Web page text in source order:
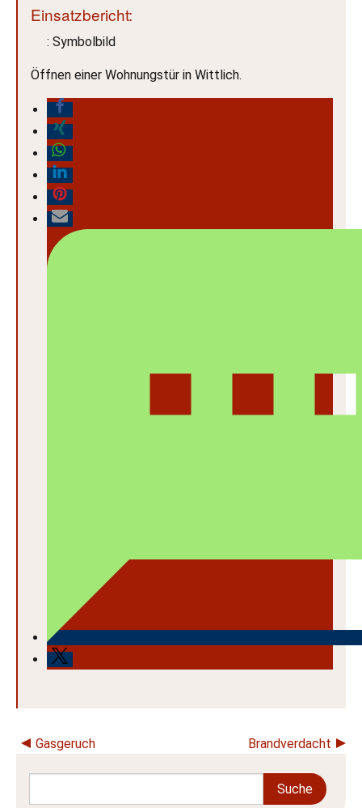
Einsatzbericht:
: Symbolbild
Öffnen einer Wohnungstür in Wittlich.
Beitragsnavigation
Gasgeruch Brandverdacht